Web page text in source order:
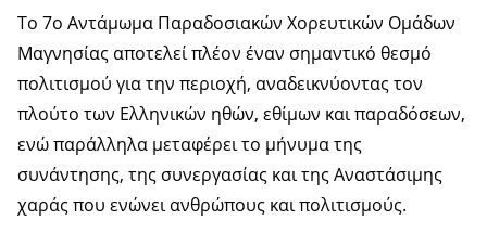
Το 7ο Αντάμωμα Παραδοσιακών Χορευτικών Ομάδων
Μαγνησίας αποτελεί πλέον έναν σημαντικό θεσμό
πολιτισμού για την περιοχή, αναδεικνύοντας τον
πλούτο των Ελληνικών ηθών, εθίμων και παραδόσεων,
ενώ παράλληλα μεταφέρει το μήνυμα της
συνάντησης, της συνεργασίας και της Αναστάσιμης
χαράς που ενώνει ανθρώπους και πολιτισμούς.